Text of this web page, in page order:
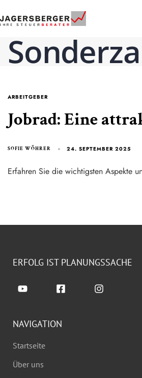
ARBEITGEBER
Jobrad: Eine
SOFIE WÖHRER 24. SEPTEMBER 2025
Erfahren Sie die wichtigsten Aspekte
ERFOLG IST PLANUNGSSACHE
NAVIGATION
Startseite
Über uns